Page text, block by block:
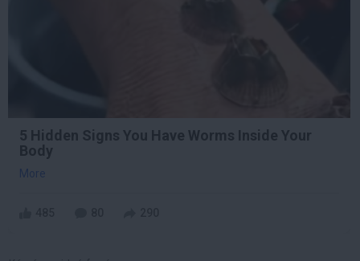
5 Hidden Signs You Have Worms Inside Your
Body
More